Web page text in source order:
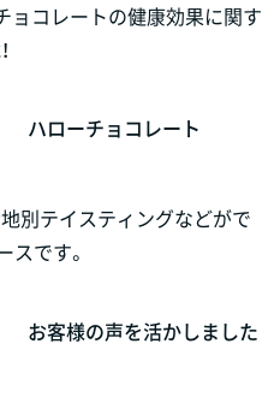
ョコレートの健康効果に関す
ハローチョコレート
別テイスティングなどがで
です。
お客様の声を活かしました